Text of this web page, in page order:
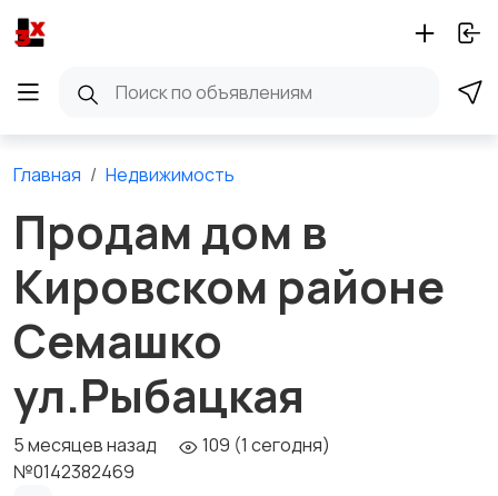
Главная Недвижимость
Продам дом в
Кировском районе
Семашко
ул.Рыбацкая
5 месяцев назад
109 (1 сегодня)
№0142382469